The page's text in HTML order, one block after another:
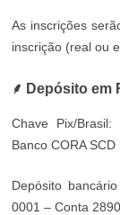
As inscrições
inscrição (real ou
⸙ Depósito em
Chave Pix/
Banco CORA SCD
Depósito
0001 – Conta